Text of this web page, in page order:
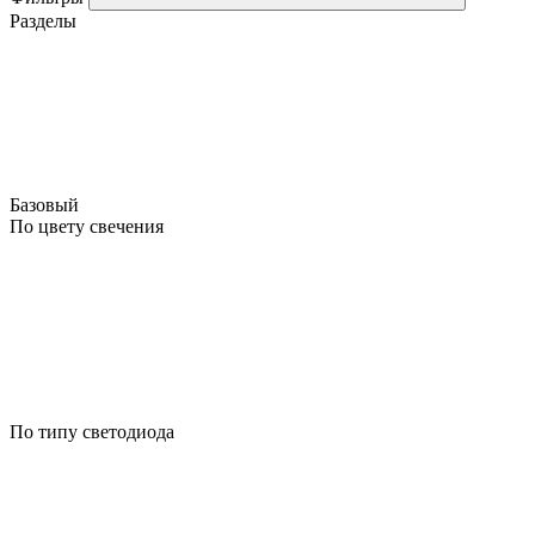
Разделы
Базовый
По цвету свечения
По типу светодиода